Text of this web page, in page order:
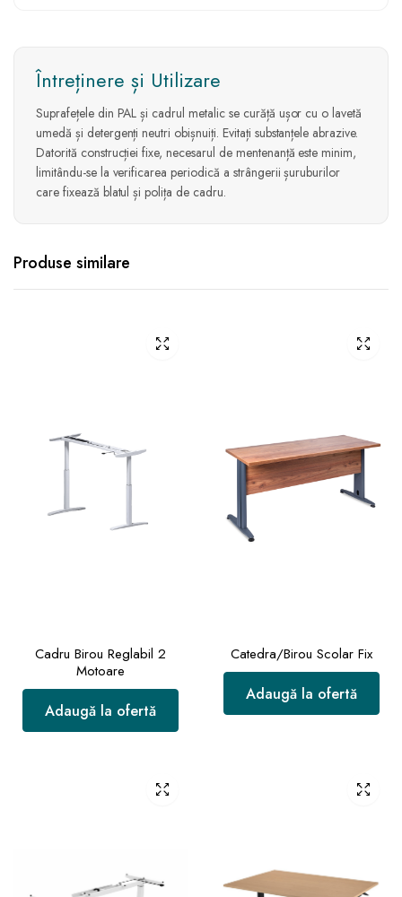
Întreținere și Utilizare
Suprafețele din PAL și cadrul metalic se curăță ușor cu o lavetă
umedă și detergenți neutri obișnuiți. Evitați substanțele abrazive.
Datorită construcției fixe, necesarul de mentenanță este minim,
limitându-se la verificarea periodică a strângerii șuruburilor
care fixează blatul și polița de cadru.
Produse similare
Cadru Birou Reglabil 2
Motoare
Adaugă la ofertă
Catedra/Birou Scolar Fix
Adaugă la ofertă